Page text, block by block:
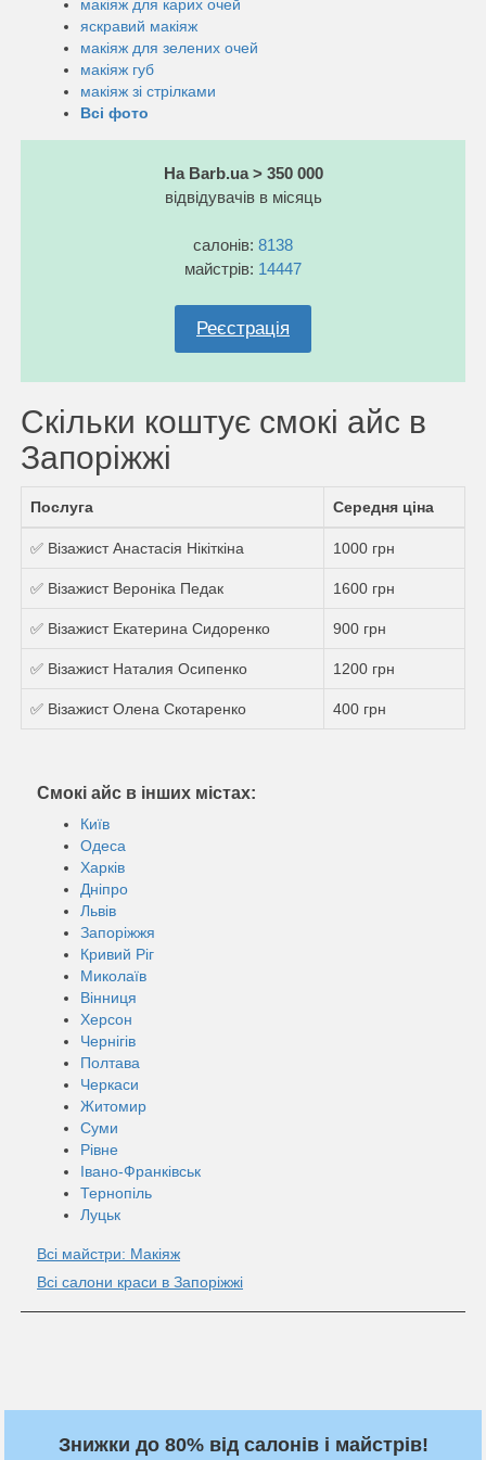
макіяж для карих очей
яскравий макіяж
макіяж для зелених очей
макіяж губ
макіяж зі стрілками
Всі фото
На Barb.ua > 350 000
відвідувачів в місяць
салонів: 8138
майстрів: 14447
Реєстрація
Скільки коштує смокі айс в
Запоріжжі
Послуга Середня ціна
✅ Візажист Анастасія Нікіткіна 1000 грн
✅ Візажист Вероніка Педак 1600 грн
✅ Візажист Екатерина Сидоренко 900 грн
✅ Візажист Наталия Осипенко 1200 грн
✅ Візажист Олена Скотаренко 400 грн
Смокі айс в інших містах:
Київ
Одеса
Харків
Дніпро
Львів
Запоріжжя
Кривий Ріг
Миколаїв
Вінниця
Херсон
Чернігів
Полтава
Черкаси
Житомир
Суми
Рівне
Івано-Франківськ
Тернопіль
Луцьк
Всі майстри: Макіяж
Всі салони краси в Запоріжжі
Знижки до 80% від салонів і майстрів!